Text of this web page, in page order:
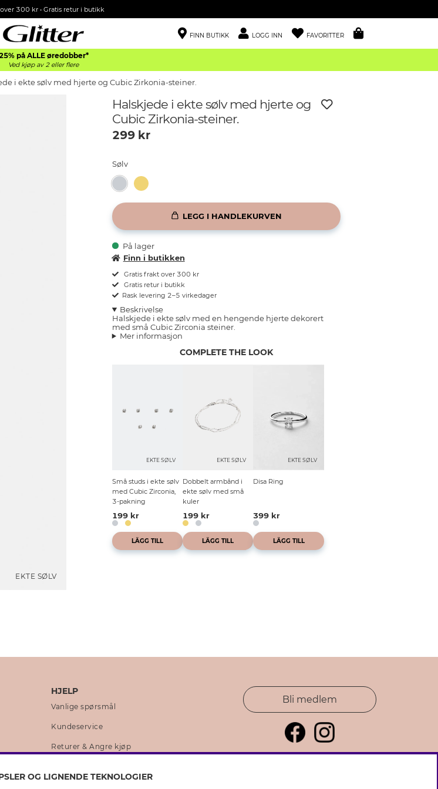
300 kr • Gratis retur i butikk
FINN BUTIKK LOGG INN FAVORITTER
på ALLE øredobber*
Ved kjøp av 2 eller flere
i ekte sølv med hjerte og Cubic Zirkonia-steiner.
EKTE SØLV
Halskjede i ekte sølv med hjerte og
Cubic Zirkonia-steiner.
299kr
Sølv
LEGG I HANDLEKURVEN
På lager
Finn i butikken
Gratis frakt over 300 kr
Gratis retur i butikk
Rask levering 2–5 virkedager
Beskrivelse
Halskjede i ekte sølv med en hengende hjerte dekorert
med små Cubic Zirconia steiner.
Mer informasjon
COMPLETE THE LOOK
EKTE SØLV
Små studs i ekte sølv
med Cubic Zirconia,
3-pakning
199 kr
LÄGG TILL
EKTE SØLV
Dobbelt armbånd i
ekte sølv med små
kuler
199 kr
LÄGG TILL
EKTE SØLV
Disa Ring
399 kr
LÄGG TILL
HJELP
Vanlige spørsmål
Kundeservice
Returer & Angre kjøp
Bli medlem
OG LIGNENDE TEKNOLOGIER